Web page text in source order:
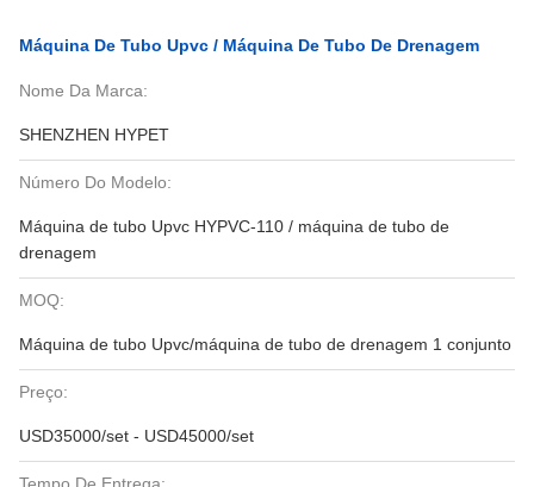
Máquina De Tubo Upvc / Máquina De Tubo De Drenagem
Nome Da Marca:
SHENZHEN HYPET
Número Do Modelo:
Máquina de tubo Upvc HYPVC-110 / máquina de tubo de
drenagem
MOQ:
Máquina de tubo Upvc/máquina de tubo de drenagem 1 conjunto
Preço:
USD35000/set - USD45000/set